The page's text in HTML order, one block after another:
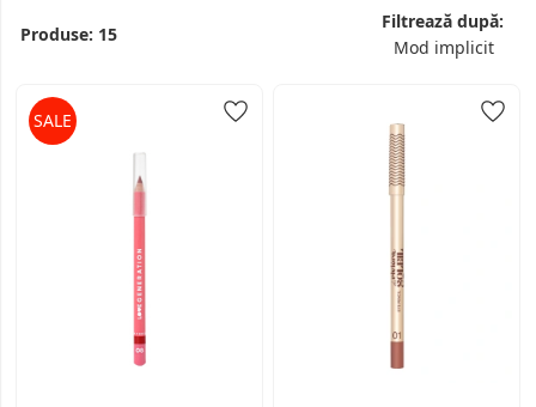
Produse: 15
Filtrează după: